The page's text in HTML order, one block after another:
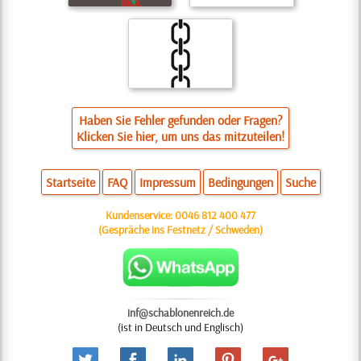
Haben Sie Fehler gefunden oder Fragen?
Klicken Sie hier, um uns das mitzuteilen!
Startseite FAQ Impressum Bedingungen Suche
Kundenservice:0046 812 400 477
(Gespräche ins Festnetz / Schweden)
inf@schablonenreich.de
(ist in Deutsch und Englisch)